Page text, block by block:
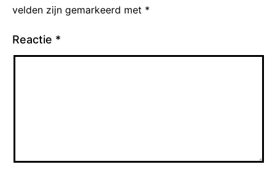
velden zijn gemarkeerd met *
Reactie *